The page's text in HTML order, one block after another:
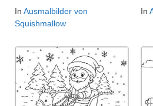
In Ausmalbilder von
Squishmallow
In